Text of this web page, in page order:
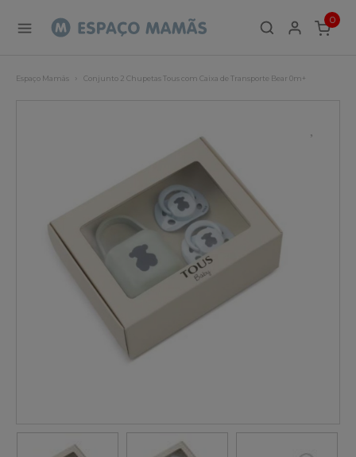
0
ITEMS
Espaço Mamãs Conjunto 2 Chupetas Tous com Caixa de Transporte Bear 0m+